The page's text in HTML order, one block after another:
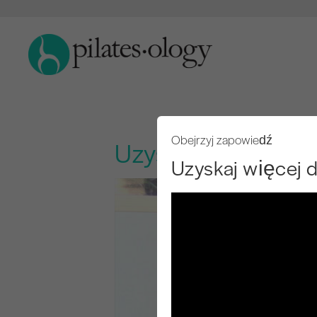
Uzyskaj więcej do
Obejrzyj zapowiedź
Uzyskaj więcej